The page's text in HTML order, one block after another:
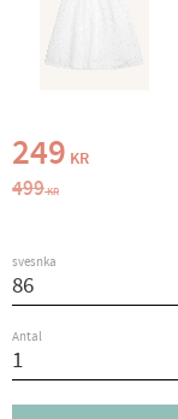
Nedsatt pris:
249 KR
Ordinarie pris:
499KR
svesnka
Antal